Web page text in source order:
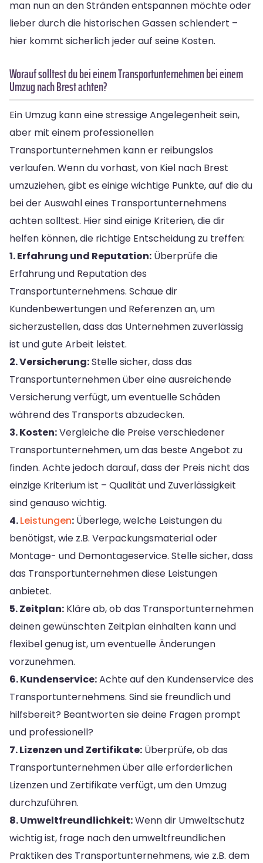
man nun an den Stränden entspannen möchte oder
lieber durch die historischen Gassen schlendert –
hier kommt sicherlich jeder auf seine Kosten.
Worauf solltest du bei einem Transportunternehmen bei einem
Umzug nach Brest achten?
Ein Umzug kann eine stressige Angelegenheit sein,
aber mit einem professionellen
Transportunternehmen kann er reibungslos
verlaufen. Wenn du vorhast, von Kiel nach Brest
umzuziehen, gibt es einige wichtige Punkte, auf die du
bei der Auswahl eines Transportunternehmens
achten solltest. Hier sind einige Kriterien, die dir
helfen können, die richtige Entscheidung zu treffen:
1. Erfahrung und Reputation: Überprüfe die
Erfahrung und Reputation des
Transportunternehmens. Schaue dir
Kundenbewertungen und Referenzen an, um
sicherzustellen, dass das Unternehmen zuverlässig
ist und gute Arbeit leistet.
2. Versicherung:Stelle sicher, dass das
Transportunternehmen über eine ausreichende
Versicherung verfügt, um eventuelle Schäden
während des Transports abzudecken.
3. Kosten:Vergleiche die Preise verschiedener
Transportunternehmen, um das beste Angebot zu
finden. Achte jedoch darauf, dass der Preis nicht das
einzige Kriterium ist – Qualität und Zuverlässigkeit
sind genauso wichtig.
4.Leistungen: Überlege, welche Leistungen du
benötigst, wie z.B. Verpackungsmaterial oder
Montage- und Demontageservice. Stelle sicher, dass
das Transportunternehmen diese Leistungen
anbietet.
5. Zeitplan: Kläre ab, ob das Transportunternehmen
deinen gewünschten Zeitplan einhalten kann und
flexibel genug ist, um eventuelle Änderungen
vorzunehmen.
6. Kundenservice:Achte auf den Kundenservice des
Transportunternehmens. Sind sie freundlich und
hilfsbereit? Beantworten sie deine Fragen prompt
und professionell?
7. Lizenzen und Zertifikate: Überprüfe, ob das
Transportunternehmen über alle erforderlichen
Lizenzen und Zertifikate verfügt, um den Umzug
durchzuführen.
8. Umweltfreundlichkeit:Wenn dir Umweltschutz
wichtig ist, frage nach den umweltfreundlichen
Praktiken des Transportunternehmens, wie z.B. dem